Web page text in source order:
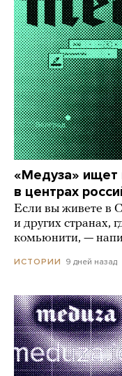
«Медуза» ищет
в центрах
Если вы живете в
и других странах,
комьюнити, —
ИСТОРИИ 9 дней назад